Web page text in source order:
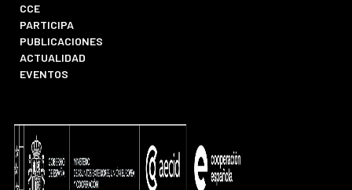
CCE
PARTICIPA
PUBLICACIONES
ACTUALIDAD
EVENTOS